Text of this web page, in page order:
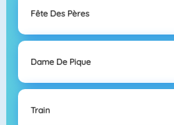
Fête Des Pères
Dame De Pique
Train